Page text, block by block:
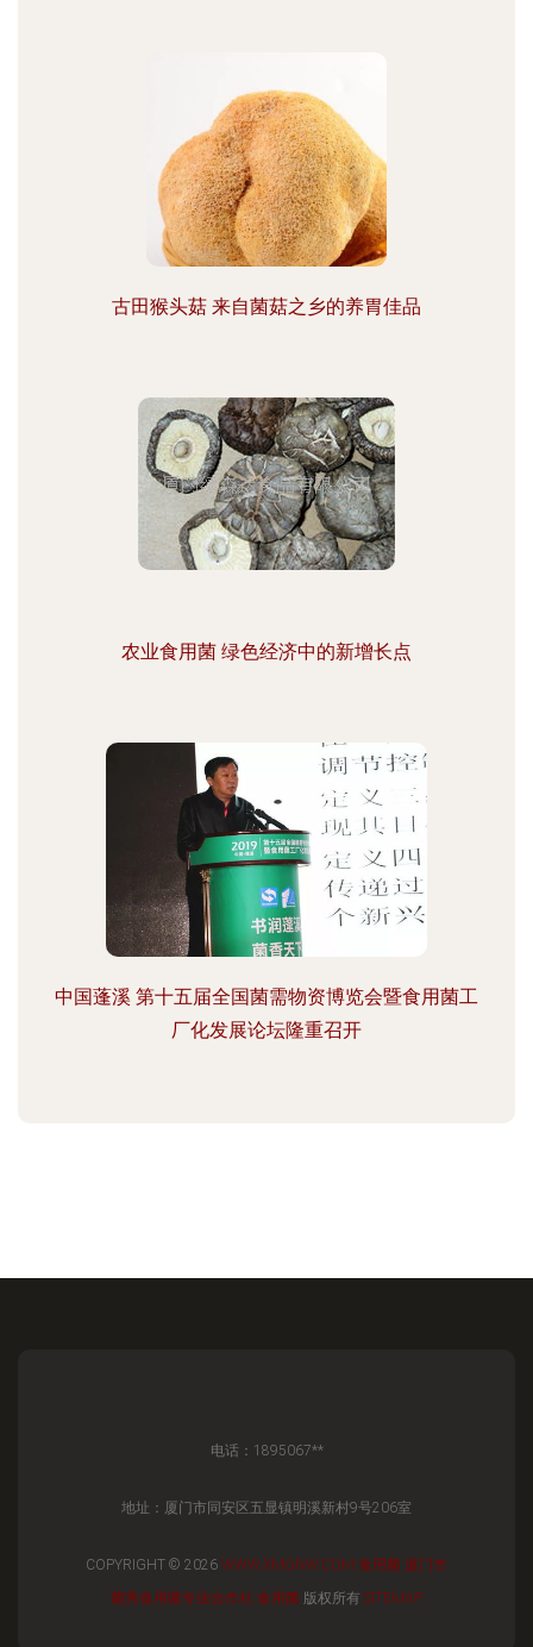
古田猴头菇 来自菌菇之乡的养胃佳品
农业食用菌 绿色经济中的新增长点
中国蓬溪 第十五届全国菌需物资博览会暨食用菌工
厂化发展论坛隆重召开
电话：1895067**
地址：厦门市同安区五显镇明溪新村9号206室
COPYRIGHT © 2026 WWW.XMGNW.COM 食用菌 厦门市
菌秀食用菌专业合作社 食用菌 版权所有 SITEMAP